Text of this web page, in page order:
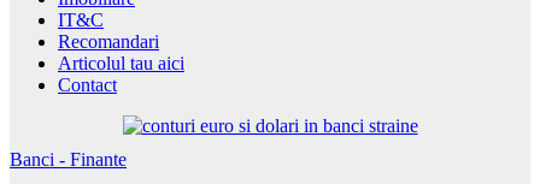
IT&C
Recomandari
Articolul tau aici
Contact
Banci - Finante